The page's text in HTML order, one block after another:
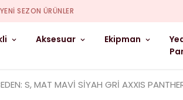
YENI SEZON ÜRÜNLER
Aksesuar Ekipman
S, MAT MAVİ SİYAH GRİ AXXIS